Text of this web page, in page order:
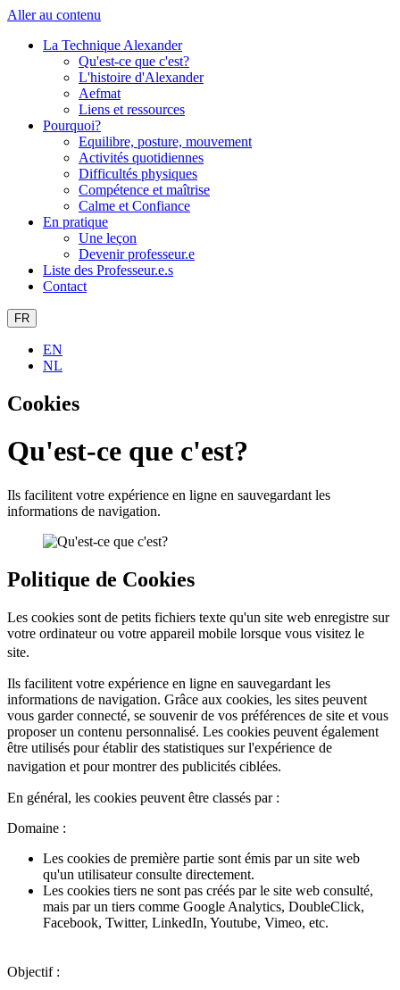
Aller au contenu
La Technique Alexander
Qu'est-ce que c'est?
L'histoire d'Alexander
Aefmat
Liens et ressources
Pourquoi?
Equilibre, posture, mouvement
Activités quotidiennes
Difficultés physiques
Compétence et maîtrise
Calme et Confiance
En pratique
Une leçon
Devenir professeur.e
Liste des Professeur.e.s
Contact
FR
EN
NL
Cookies
Qu'est-ce que c'est?
Ils facilitent votre expérience en ligne en sauvegardant les
informations de navigation.
Politique de Cookies
Les cookies sont de petits fichiers texte qu'un site web enregistre sur
votre ordinateur ou votre appareil mobile lorsque vous visitez le
site.
Ils facilitent votre expérience en ligne en sauvegardant les
informations de navigation. Grâce aux cookies, les sites peuvent
vous garder connecté, se souvenir de vos préférences de site et vous
proposer un contenu personnalisé. Les cookies peuvent également
être utilisés pour établir des statistiques sur l'expérience de
navigation et pour montrer des publicités ciblées.
En général, les cookies peuvent être classés par :
Domaine :
Les cookies de première partie sont émis par un site web
qu'un utilisateur consulte directement.
Les cookies tiers ne sont pas créés par le site web consulté,
mais par un tiers comme Google Analytics, DoubleClick,
Facebook, Twitter, LinkedIn, Youtube, Vimеo, etc.
Objectif :